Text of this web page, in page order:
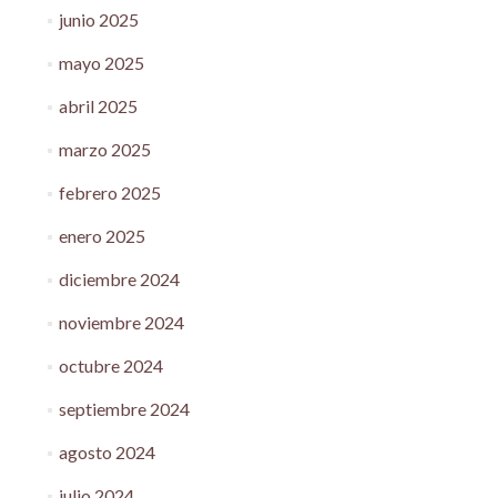
junio 2025
mayo 2025
abril 2025
marzo 2025
febrero 2025
enero 2025
diciembre 2024
noviembre 2024
octubre 2024
septiembre 2024
agosto 2024